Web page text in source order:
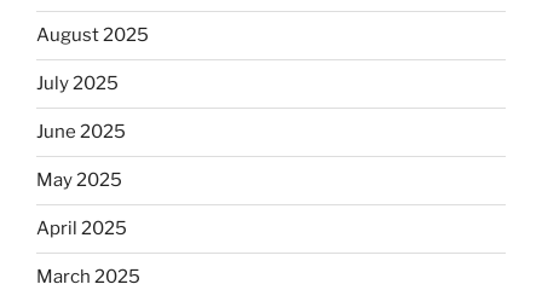
August 2025
July 2025
June 2025
May 2025
April 2025
March 2025